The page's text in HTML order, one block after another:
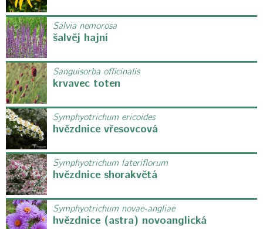
Salvia nemorosa
šalvěj hajní
Sanguisorba officinalis
krvavec toten
Symphyotrichum ericoides
hvězdnice vřesovcová
Symphyotrichum lateriflorum
hvězdnice shorakvětá
Symphyotrichum novae-angliae
hvězdnice (astra) novoanglická